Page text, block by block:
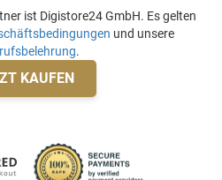
ist Digistore24 GmbH. Es gelten
und unsere
.
KAUFEN